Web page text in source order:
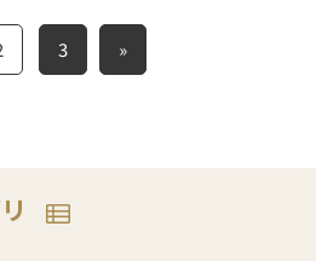
3 »